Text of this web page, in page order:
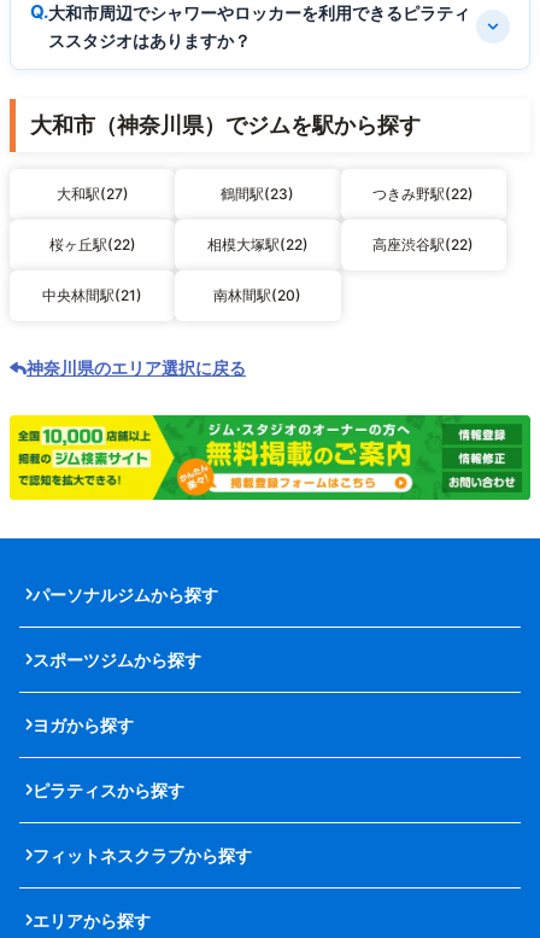
大和市周辺でシャワーやロッカーを利用できるピラティ
ススタジオはありますか？
大和市（神奈川県）でジムを駅から探す
大和駅(27) 鶴間駅(23) つきみ野駅(22)
桜ヶ丘駅(22) 相模大塚駅(22) 高座渋谷駅(22)
中央林間駅(21) 南林間駅(20)
神奈川県のエリア選択に戻る
パーソナルジムから探す
スポーツジムから探す
ヨガから探す
ピラティスから探す
フィットネスクラブから探す
エリアから探す